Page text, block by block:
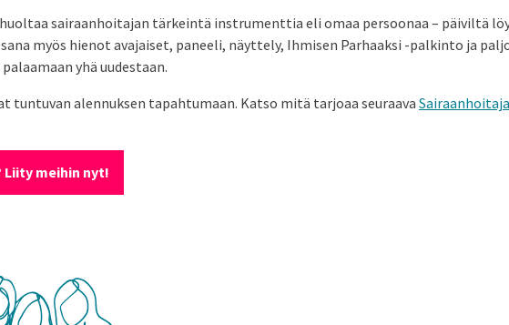
sairaanhoitajan tärkeintä instrumenttia eli omaa persoonaa – päiviltä
myös hienot avajaiset, paneeli, näyttely, Ihmisen Parhaaksi -palkinto ja
yhä uudestaan.
tuntuvan alennuksen tapahtumaan. Katso mitä tarjoaa seuraava
meihin nyt!